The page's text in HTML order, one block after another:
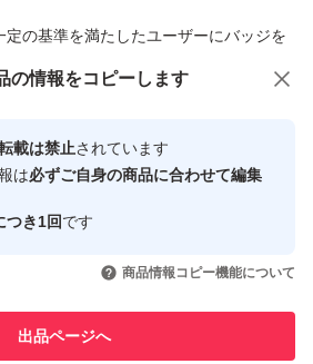
しておりますが
があるかもしれません。
ましては、
採寸になります。
の基準を満たしたユーザーにバッジを
心・安全なユーザーです
引を完了させた実績があります
での取引実績があります
の情報をコピーします
載は禁止されています
は必ずご自身の商品に合わせて編集
つき1回です
商品情報コピー機能について
出品ページへ
にオススメ